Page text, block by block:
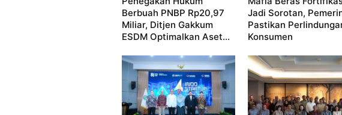
Berbuah PNBP Rp20,97
Miliar, Ditjen Gakkum
ESDM Optimalkan Aset...
Jadi Sorotan,
Pastikan
Konsumen